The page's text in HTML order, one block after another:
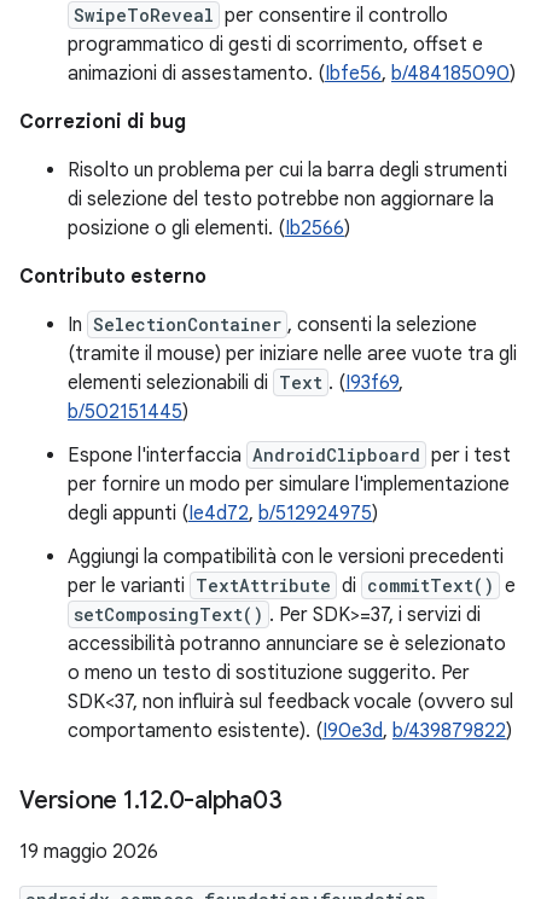
SwipeToReveal per consentire il controllo
programmatico di gesti di scorrimento, offset e
animazioni di assestamento. (Ibfe56, b/484185090)
Correzioni di bug
Risolto un problema per cui la barra degli strumenti
di selezione del testo potrebbe non aggiornare la
posizione o gli elementi. (Ib2566)
Contributo esterno
In SelectionContainer , consenti la selezione
(tramite il mouse) per iniziare nelle aree vuote tra gli
elementi selezionabili di Text . (I93f69,
b/502151445)
Espone l'interfaccia AndroidClipboard per i test
per fornire un modo per simulare l'implementazione
degli appunti (Ie4d72, b/512924975)
Aggiungi la compatibilità con le versioni precedenti
per le varianti TextAttribute di commitText() e
setComposingText() . Per SDK>=37, i servizi di
accessibilità potranno annunciare se è selezionato
o meno un testo di sostituzione suggerito. Per
SDK<37, non influirà sul feedback vocale (ovvero sul
comportamento esistente). (I90e3d, b/439879822)
Versione 1.12.0-alpha03
19 maggio 2026